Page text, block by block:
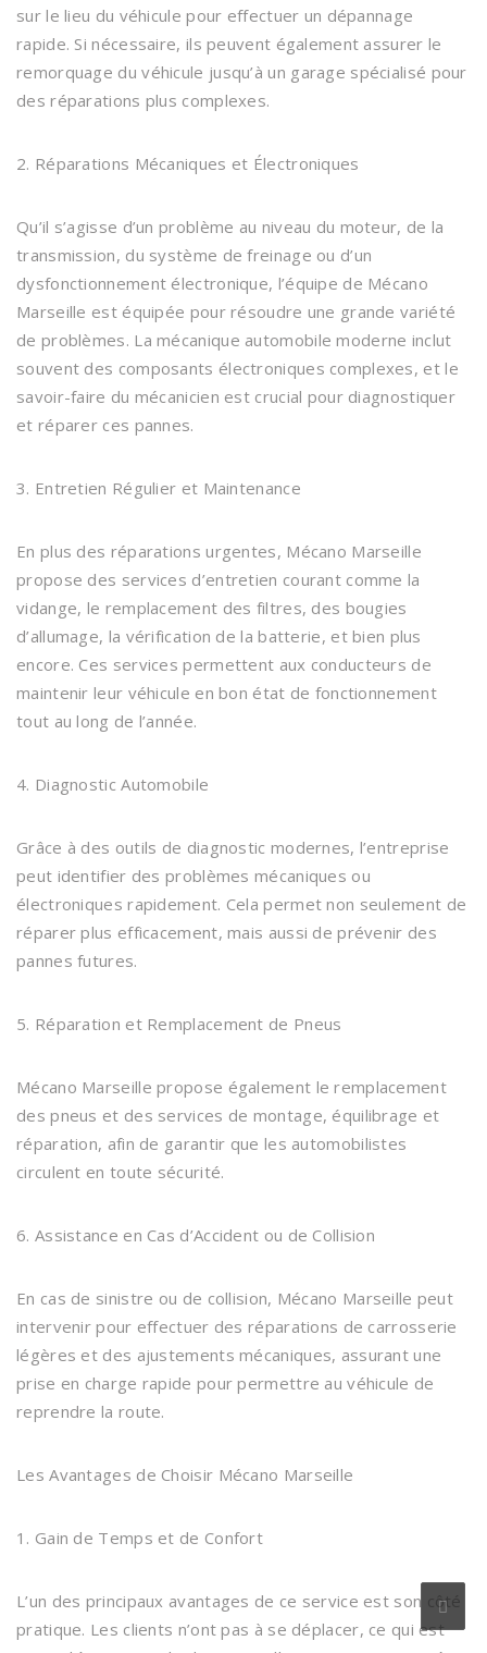
sur le lieu du véhicule pour effectuer un dépannage
rapide. Si nécessaire, ils peuvent également assurer le
remorquage du véhicule jusqu’à un garage spécialisé pour
des réparations plus complexes.
2. Réparations Mécaniques et Électroniques
Qu’il s’agisse d’un problème au niveau du moteur, de la
transmission, du système de freinage ou d’un
dysfonctionnement électronique, l’équipe de Mécano
Marseille est équipée pour résoudre une grande variété
de problèmes. La mécanique automobile moderne inclut
souvent des composants électroniques complexes, et le
savoir-faire du mécanicien est crucial pour diagnostiquer
et réparer ces pannes.
3. Entretien Régulier et Maintenance
En plus des réparations urgentes, Mécano Marseille
propose des services d’entretien courant comme la
vidange, le remplacement des filtres, des bougies
d’allumage, la vérification de la batterie, et bien plus
encore. Ces services permettent aux conducteurs de
maintenir leur véhicule en bon état de fonctionnement
tout au long de l’année.
4. Diagnostic Automobile
Grâce à des outils de diagnostic modernes, l’entreprise
peut identifier des problèmes mécaniques ou
électroniques rapidement. Cela permet non seulement de
réparer plus efficacement, mais aussi de prévenir des
pannes futures.
5. Réparation et Remplacement de Pneus
Mécano Marseille propose également le remplacement
des pneus et des services de montage, équilibrage et
réparation, afin de garantir que les automobilistes
circulent en toute sécurité.
6. Assistance en Cas d’Accident ou de Collision
En cas de sinistre ou de collision, Mécano Marseille peut
intervenir pour effectuer des réparations de carrosserie
légères et des ajustements mécaniques, assurant une
prise en charge rapide pour permettre au véhicule de
reprendre la route.
Les Avantages de Choisir Mécano Marseille
1. Gain de Temps et de Confort
L’un des principaux avantages de ce service est son côté
pratique. Les clients n’ont pas à se déplacer, ce qui est